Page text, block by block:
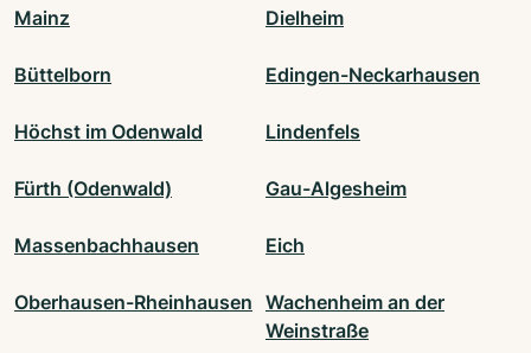
Mainz Dielheim
Büttelborn Edingen-Neckarhausen
Höchst im Odenwald Lindenfels
Fürth (Odenwald) Gau-Algesheim
Massenbachhausen Eich
Oberhausen-Rheinhausen Wachenheim an der
Weinstraße